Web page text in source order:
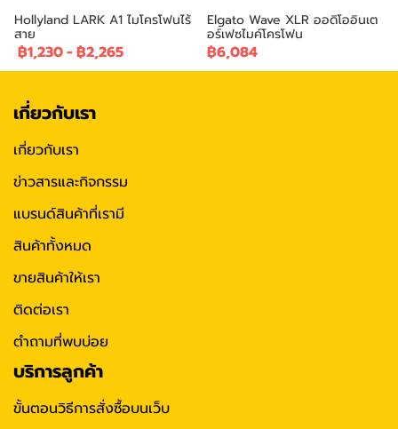
Hollyland LARK A1 ไมโครโฟนไร้
สาย
฿1,230- ฿2,265
Elgato Wave XLR ออดิโออินเต
อร์เฟซไมค์โครโฟน
฿6,084
เกี่ยวกับเรา
เกี่ยวกับเรา
ข่าวสารและกิจกรรม
แบรนด์สินค้าที่เรามี
สินค้าทั้งหมด
ขายสินค้าให้เรา
ติดต่อเรา
ตำถามที่พบบ่อย
บริการลูกค้า
ขั้นตอนวิธีการสั่งซื้อบนเว็บ